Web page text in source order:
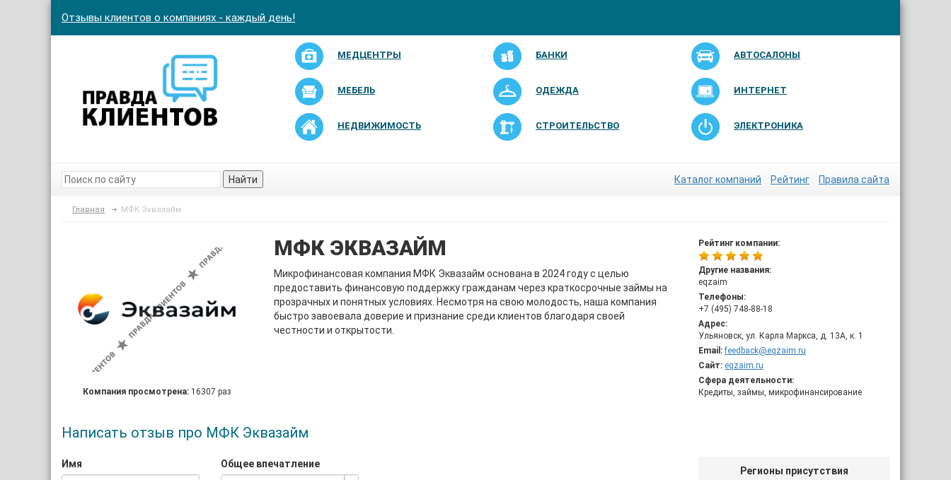
Отзывы клиентов о компаниях - каждый день!
МЕДЦЕНТРЫ БАНКИ АВТОСАЛОНЫ
МЕБЕЛЬ ОДЕЖДА ИНТЕРНЕТ
НЕДВИЖИМОСТЬ СТРОИТЕЛЬСТВО ЭЛЕКТРОНИКА
Найти Каталог компаний Рейтинг Правила сайта
Главная МФК Эквазайм
Рейтинг компании:
Другие названия:
eqzaim
Телефоны:
+7 (495) 748-88-18
Адрес:
Ульяновск, ул. Карла Маркса, д. 13А, к. 1
Email: feedback@eqzaim.ru
Сайт: eqzaim.ru
Сфера деятельности:
Кредиты, займы, микрофинансирование
Регионы присутствия
Компания просмотрена: 16307 раз
МФК ЭКВАЗАЙМ
Микрофинансовая компания МФК Эквазайм основана в 2024 году с целью
предоставить финансовую поддержку гражданам через краткосрочные займы на
прозрачных и понятных условиях. Несмотря на свою молодость, наша компания
быстро завоевала доверие и признание среди клиентов благодаря своей
честности и открытости.
Написать отзыв про МФК Эквазайм
Имя
Общее впечатление